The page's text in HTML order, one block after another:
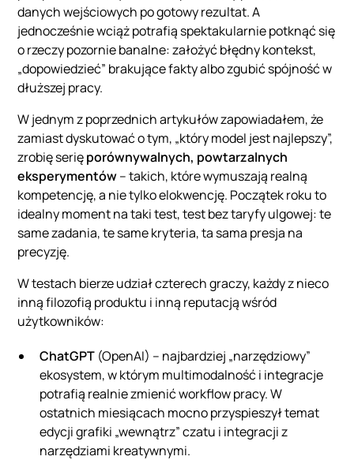
danych wejściowych po gotowy rezultat. A
jednocześnie wciąż potrafią spektakularnie potknąć się
o rzeczy pozornie banalne: założyć błędny kontekst,
„dopowiedzieć” brakujące fakty albo zgubić spójność w
dłuższej pracy.
W jednym z poprzednich artykułów zapowiadałem, że
zamiast dyskutować o tym, „który model jest najlepszy”,
zrobię serięporównywalnych, powtarzalnych
eksperymentów– takich, które wymuszają realną
kompetencję, a nie tylko elokwencję. Początek roku to
idealny moment na taki test, test bez taryfy ulgowej: te
same zadania, te same kryteria, ta sama presja na
precyzję.
W testach bierze udział czterech graczy, każdy z nieco
inną filozofią produktu i inną reputacją wśród
użytkowników:
ChatGPT (OpenAI) – najbardziej „narzędziowy”
ekosystem, w którym multimodalność i integracje
potrafią realnie zmienić workflow pracy. W
ostatnich miesiącach mocno przyspieszył temat
edycji grafiki „wewnątrz” czatu i integracji z
narzędziami kreatywnymi.